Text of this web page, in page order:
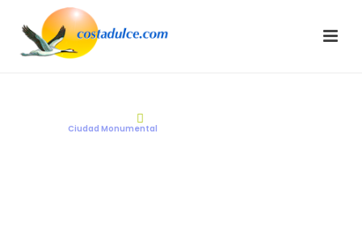
Ciudad Monumental